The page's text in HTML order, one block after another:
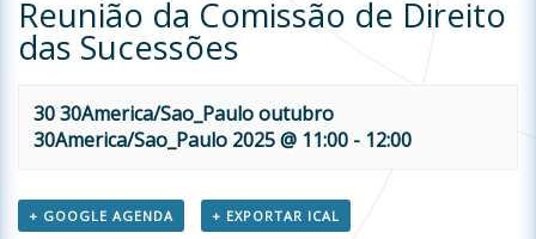
Reunião da Comissão de Direito
das Sucessões
30 30America/Sao_Paulo outubro
30America/Sao_Paulo 2025 @ 11:00 - 12:00
+ GOOGLE AGENDA + EXPORTAR ICAL